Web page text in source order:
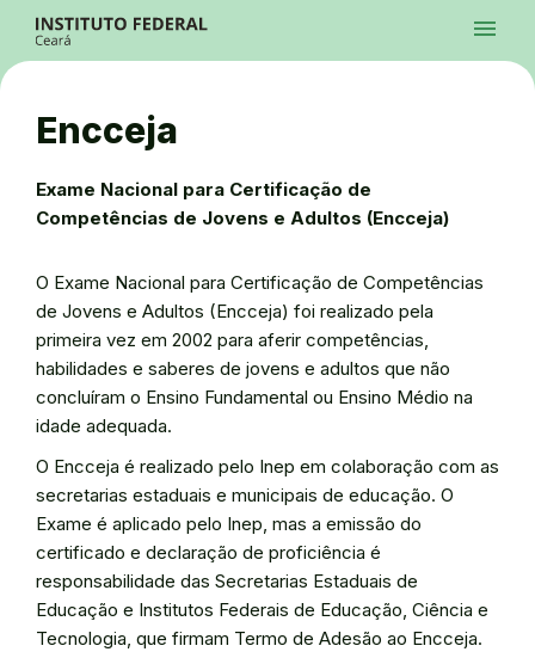
Ir para a busca
Ir para o menu principal
Ir para o conteúdo
Alto Contraste
Login da Área Administrativa
menu
InstagramTwitter/XFacebook
Encceja
Exame Nacional para Certificação de
Competências de Jovens e Adultos (Encceja)
O Exame Nacional para Certificação de Competências
de Jovens e Adultos (Encceja) foi realizado pela
primeira vez em 2002 para aferir competências,
habilidades e saberes de jovens e adultos que não
concluíram o Ensino Fundamental ou Ensino Médio na
idade adequada.
O Encceja é realizado pelo Inep em colaboração com as
secretarias estaduais e municipais de educação. O
Exame é aplicado pelo Inep, mas a emissão do
certificado e declaração de proficiência é
responsabilidade das Secretarias Estaduais de
Educação e Institutos Federais de Educação, Ciência e
Tecnologia, que firmam Termo de Adesão ao Encceja.